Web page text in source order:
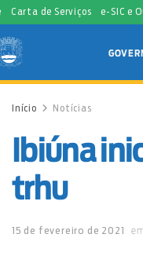
Carta de Serviços e-SIC e
Início Notícias
Ibiúna
trhu
15 de fevereiro de 2021